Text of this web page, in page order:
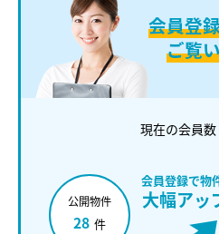
会員登
ご覧
現在の会員数
会員登録で物
大幅アッ
公開物件
28 件